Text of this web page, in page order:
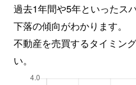
過去1年間や5年といったス
下落の傾向がわかります。
不動産を売買するタイミン
い。